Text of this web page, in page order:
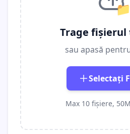
📁
Trage fișierul
sau apasă
Selectați
Max 10 fișiere,